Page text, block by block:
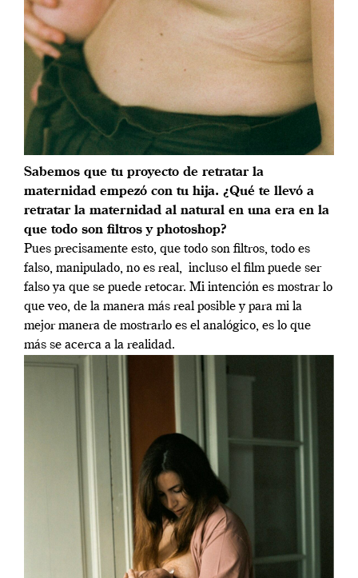
Sabemos que tu proyecto de retratar la
maternidad empezó con tu hija. ¿Qué te llevó a
retratar la maternidad al natural en una era en la
que todo son filtros y photoshop?
Pues precisamente esto, que todo son filtros, todo es
falso, manipulado, no es real, incluso el film puede ser
falso ya que se puede retocar. Mi intención es mostrar lo
que veo, de la manera más real posible y para mi la
mejor manera de mostrarlo es el analógico, es lo que
más se acerca a la realidad.